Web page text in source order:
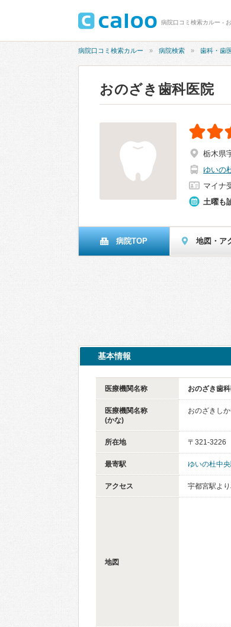
病院口コミ検索カルー -
病院口コミ検索カルー 病院検索 歯科・歯
おのざき歯科医院
栃木県
ゆいの
マイナ
土曜も
病院TOP 地図・ア
基本情報
医療機関名称 おのざき歯
医療機関名称
(かな)
おのざきし
所在地 〒321-3226
最寄駅 ゆいの杜中
アクセス 宇都宮駅よ
地図